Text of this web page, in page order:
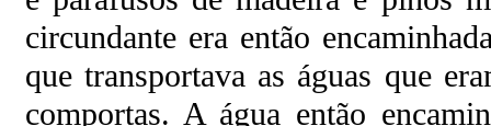
circundante era então
que transportava as águas que
comportas. A água então